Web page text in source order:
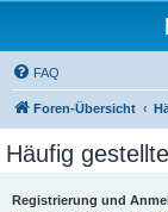
FAQ
Foren-Übersicht
Häufig
Registrierung und